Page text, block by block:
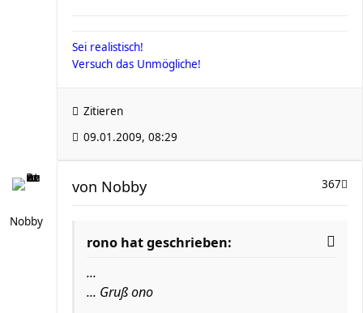
Sei realistisch!
Versuch das Unmögliche!
Zitieren
09.01.2009, 08:29
Nobby
367
von Nobby
rono hat geschrieben:
...
... Gruß ono